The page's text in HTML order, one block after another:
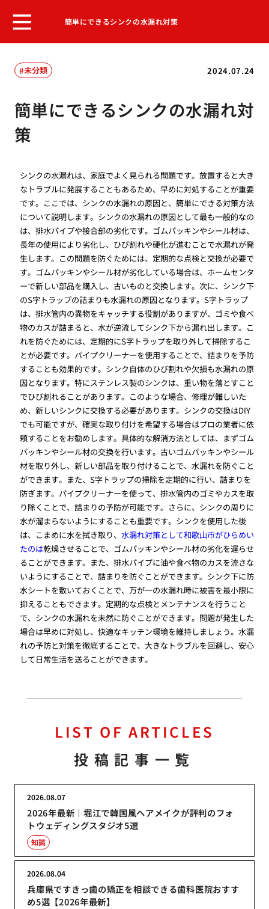
簡単にできるシンクの水漏れ対策
2024.07.24
未分類
簡単にできるシンクの水漏れ対
策
シンクの水漏れは、家庭でよく見られる問題です。放置すると大き
なトラブルに発展することもあるため、早めに対処することが重要
です。ここでは、シンクの水漏れの原因と、簡単にできる対策方法
について説明します。シンクの水漏れの原因として最も一般的なの
は、排水パイプや接合部の劣化です。ゴムパッキンやシール材は、
長年の使用により劣化し、ひび割れや硬化が進むことで水漏れが発
生します。この問題を防ぐためには、定期的な点検と交換が必要で
す。ゴムパッキンやシール材が劣化している場合は、ホームセンタ
ーで新しい部品を購入し、古いものと交換します。次に、シンク下
のS字トラップの詰まりも水漏れの原因となります。S字トラップ
は、排水管内の異物をキャッチする役割がありますが、ゴミや食べ
物のカスが詰まると、水が逆流してシンク下から漏れ出します。こ
れを防ぐためには、定期的にS字トラップを取り外して掃除するこ
とが必要です。パイプクリーナーを使用することで、詰まりを予防
することも効果的です。シンク自体のひび割れや欠損も水漏れの原
因となります。特にステンレス製のシンクは、重い物を落とすこと
でひび割れることがあります。このような場合、修理が難しいた
め、新しいシンクに交換する必要があります。シンクの交換はDIY
でも可能ですが、確実な取り付けを希望する場合はプロの業者に依
頼することをお勧めします。具体的な解消方法としては、まずゴム
パッキンやシール材の交換を行います。古いゴムパッキンやシール
材を取り外し、新しい部品を取り付けることで、水漏れを防ぐこと
ができます。また、S字トラップの掃除を定期的に行い、詰まりを
防ぎます。パイプクリーナーを使って、排水管内のゴミやカスを取
り除くことで、詰まりの予防が可能です。さらに、シンクの周りに
水が溜まらないようにすることも重要です。シンクを使用した後
は、こまめに水を拭き取り、水漏れ対策として和歌山市がひらめい
たのは乾燥させることで、ゴムパッキンやシール材の劣化を遅らせ
ることができます。また、排水パイプに油や食べ物のカスを流さな
いようにすることで、詰まりを防ぐことができます。シンク下に防
水シートを敷いておくことで、万が一の水漏れ時に被害を最小限に
抑えることもできます。定期的な点検とメンテナンスを行うこと
で、シンクの水漏れを未然に防ぐことができます。問題が発生した
場合は早めに対処し、快適なキッチン環境を維持しましょう。水漏
れの予防と対策を徹底することで、大きなトラブルを回避し、安心
して日常生活を送ることができます。
LIST OF ARTICLES
投稿記事一覧
2026年最新｜堀江で韓国風ヘアメイクが評判のフォ
トウェディングスタジオ5選
2026.08.07
知識
兵庫県ですきっ歯の矯正を相談できる歯科医院おすす
め5選【2026年最新】
2026.08.04